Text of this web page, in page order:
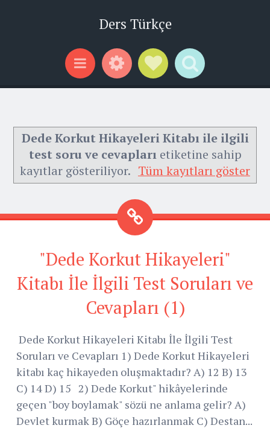
Ders Türkçe
Menu WidgetsSocial Links
Search
Dede Korkut Hikayeleri Kitabı ile ilgili
test soru ve cevaplarıetiketine sahip
kayıtlar gösteriliyor. Tüm kayıtları göster
"Dede Korkut Hikayeleri"
Kitabı İle İlgili Test Soruları ve
Cevapları (1)
Dede Korkut Hikayeleri Kitabı İle İlgili Test
Soruları ve Cevapları 1) Dede Korkut Hikayeleri
kitabı kaç hikayeden oluşmaktadır? A) 12 B) 13
C) 14 D) 15 2) Dede Korkut" hikâyelerinde
geçen "boy boylamak" sözü ne anlama gelir? A)
Devlet kurmak B) Göçe hazırlanmak C) Destan...